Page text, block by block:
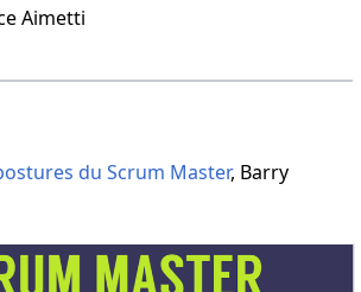
Aimetti
du Scrum Master, Barry